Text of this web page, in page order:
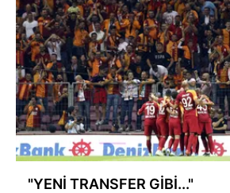
"YENİ TRANSFER GİBİ..."